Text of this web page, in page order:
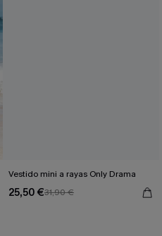
Vestido mini a rayas Only Drama
25,50 €31,90 €